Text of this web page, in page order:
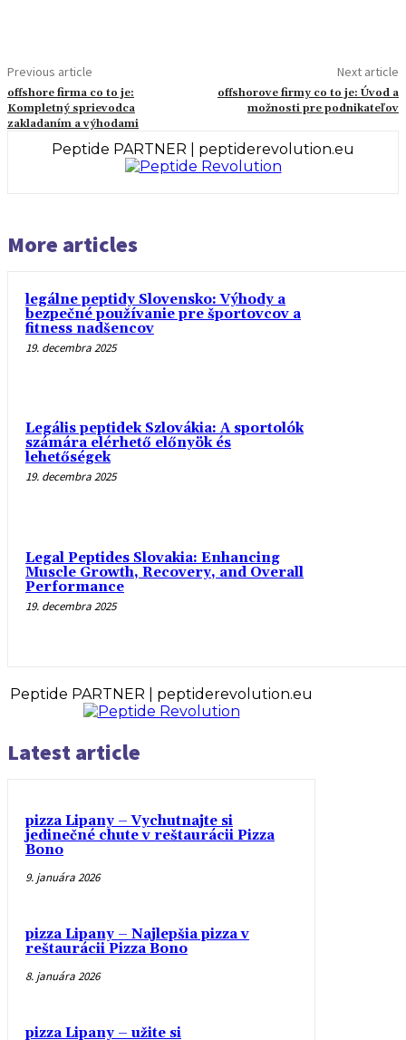
Previous article
offshore firma co to je:
Kompletný sprievodca
zakladaním a výhodami
Next article
offshorove firmy co to je: Úvod a
možnosti pre podnikateľov
Peptide PARTNER | peptiderevolution.eu
More articles
legálne peptidy Slovensko: Výhody a
bezpečné používanie pre športovcov a
fitness nadšencov
19. decembra 2025
Legális peptidek Szlovákia: A sportolók
számára elérhető előnyök és
lehetőségek
19. decembra 2025
Legal Peptides Slovakia: Enhancing
Muscle Growth, Recovery, and Overall
Performance
19. decembra 2025
Peptide PARTNER | peptiderevolution.eu
Latest article
pizza Lipany – Vychutnajte si
jedinečné chute v reštaurácii Pizza
Bono
9. januára 2026
pizza Lipany – Najlepšia pizza v
reštaurácii Pizza Bono
8. januára 2026
pizza Lipany – užite si